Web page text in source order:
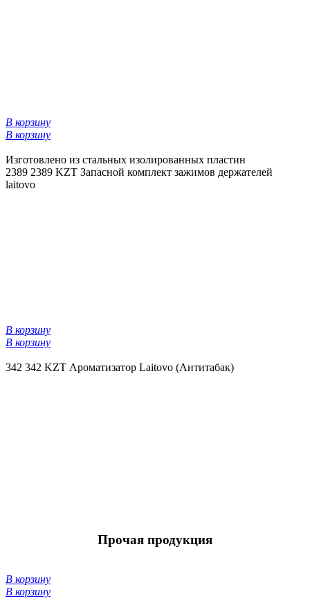
В корзину
В корзину
Изготовлено из стальных изолированных пластин
2389 2389 KZT Запасной комплект зажимов держателей
laitovo
В корзину
В корзину
342 342 KZT Ароматизатор Laitovo (Антитабак)
Прочая продукция
В корзину
В корзину